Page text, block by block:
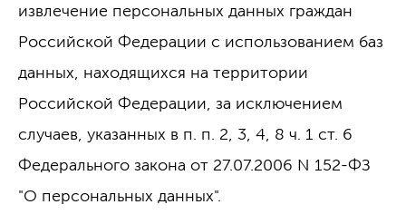
извлечение персональных данных граждан
Российской Федерации с использованием баз
данных, находящихся на территории
Российской Федерации, за исключением
случаев, указанных в п. п. 2, 3, 4, 8 ч. 1 ст. 6
Федерального закона от 27.07.2006 N 152-ФЗ
"О персональных данных".